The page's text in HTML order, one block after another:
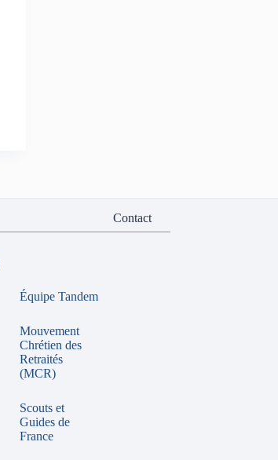
Équipe Tandem
Mouvement
Chrétien des
Retraités
(MCR)
Scouts et
Guides de
France
Contact